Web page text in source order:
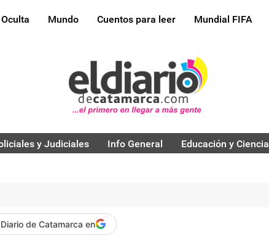
Mundo Cuentos para leer Mundial FIFA
y Judiciales Info General Educación y Ciencia
de Catamarca en